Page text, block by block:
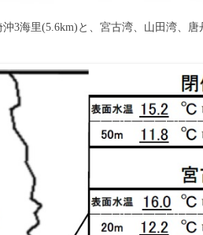
3海里(5.6km)と、宮古湾、山田湾、